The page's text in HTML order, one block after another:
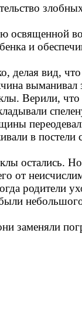
освященной
и
вид,
Верили,
в
остались. Но
от
родители
заменяли